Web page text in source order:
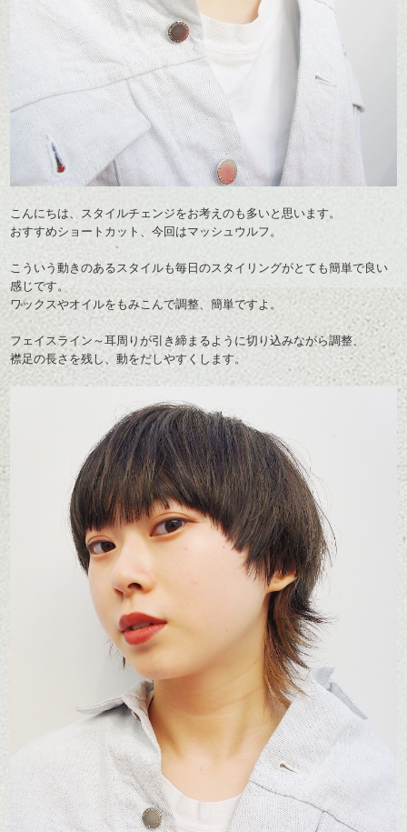
こんにちは、スタイルチェンジをお考えのも多いと思います。
おすすめショートカット、今回はマッシュウルフ。
こういう動きのあるスタイルも毎日のスタイリングがとても簡単で良い
感じです。
ワックスやオイルをもみこんで調整、簡単ですよ。
フェイスライン～耳周りが引き締まるように切り込みながら調整、
襟足の長さを残し、動をだしやすくします。